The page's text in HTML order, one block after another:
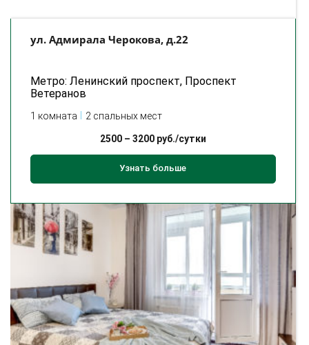
ул. Адмирала Черокова, д.22
Метро: Ленинский проспект, Проспект
Ветеранов
1 комната 2 спальных мест
2500– 3200руб./сутки
Узнать больше